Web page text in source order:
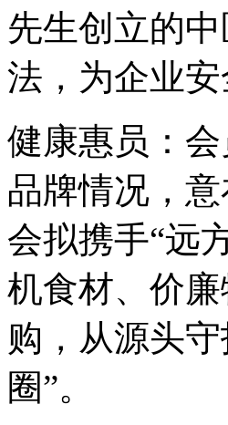
先生创立的
法，为企业
健康惠员：
品牌情况，
会拟携手“远
机食材、价
购，从源头
圈”。